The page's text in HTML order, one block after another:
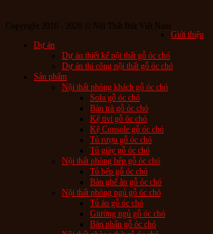
Copyright 2016 - 2026 © Nội Thất Ibiz Việt Nam
Giới thiệu
Dự án
Dự án thiết kế nội thất gỗ óc chó
Dự án thi công nội thất gỗ óc chó
Sản phẩm
Nội thất phòng khách gỗ óc chó
Sofa gỗ óc chó
Bàn trà gỗ óc chó
Kệ tivi gỗ óc chó
Kệ Console gỗ óc chó
Tủ rượu gỗ óc chó
Tủ giày gỗ óc chó
Nội thất phòng bếp gỗ óc chó
Tủ bếp gỗ óc chó
Bàn ghế ăn gỗ óc chó
Nội thất phòng ngủ gỗ óc chó
Tủ áo gỗ óc chó
Giường ngủ gỗ óc chó
Bàn phấn gỗ óc chó